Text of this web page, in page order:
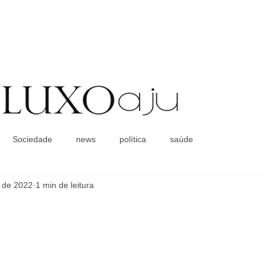
Coluna Social
Sociedade news política saúde
2022 1 min de leitura